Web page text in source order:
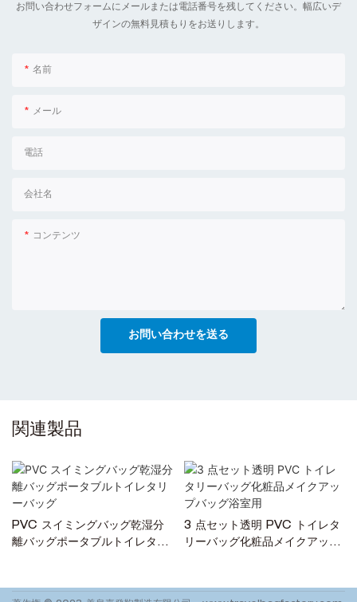
お問い合わせフォームにメールまたは電話番号を残してください。幅広いデ
ザインの無料見積もりをお送りします。
名前
メール
電話
会社名
コンテンツ
お問い合わせを送る
関連製品
PVC スイミングバッグ乾湿分
離バッグポータブルトイレタリ
3 点セット透明 PVC トイレタ
リーバッグ化粧品メイクアップ